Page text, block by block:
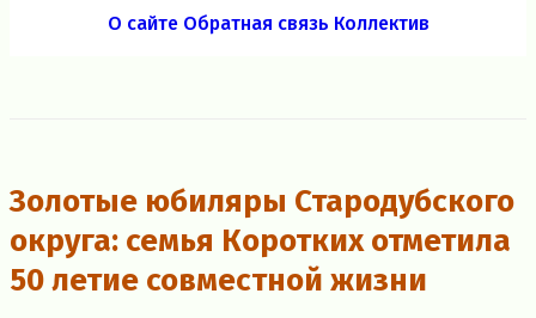
О сайте Обратная связь Коллектив
Золотые юбиляры Стародубского
округа: семья Коротких отметила
50 летие совместной жизни